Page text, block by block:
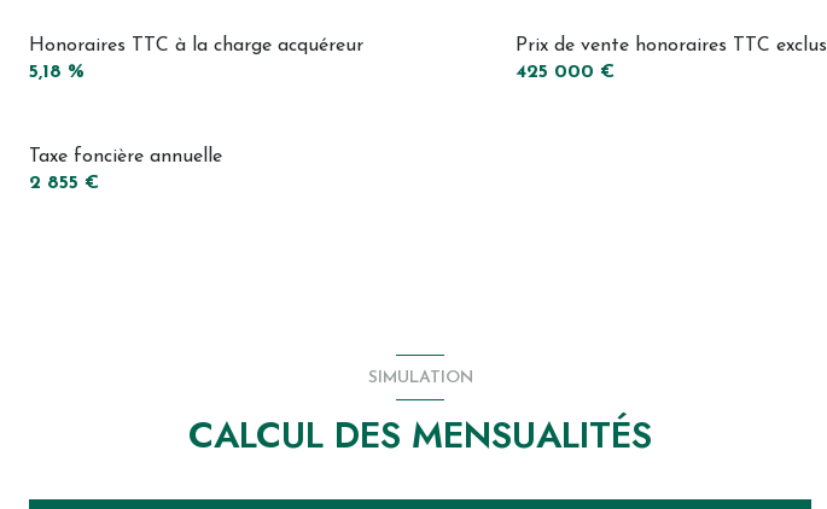
Prix de vente honoraires TTC exclus
425 000 €
Honoraires TTC à la charge acquéreur
5,18 %
Taxe foncière annuelle
2 855 €
SIMULATION
CALCUL DES MENSUALITÉS